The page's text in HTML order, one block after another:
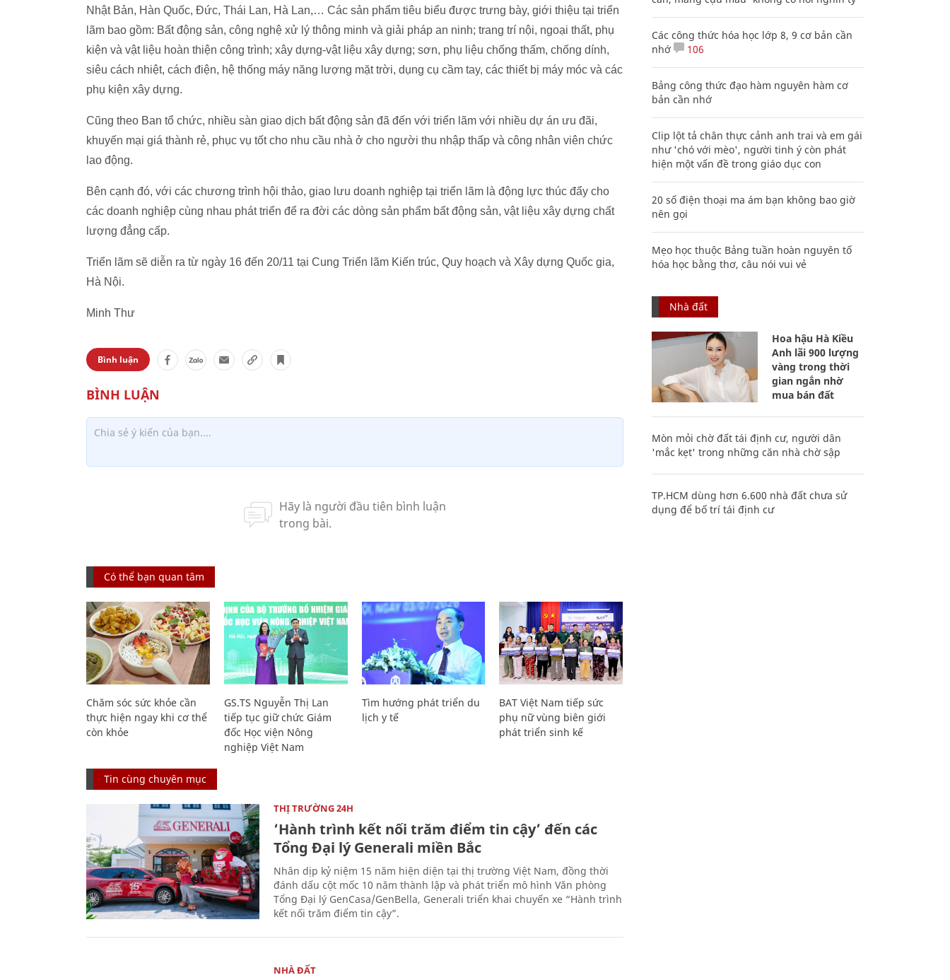
Nhật Bản, Hàn Quốc, Đức, Thái Lan, Hà Lan,… Các sản phẩm tiêu biểu được trưng bày, giới thiệu tại triển
lãm bao gồm: Bất động sản, công nghệ xử lý thông minh và giải pháp an ninh; trang trí nội, ngoại thất, phụ
kiện và vật liệu hoàn thiện công trình; xây dựng-vật liệu xây dựng; sơn, phụ liệu chống thấm, chống dính,
siêu cách nhiệt, cách điện, hệ thống máy năng lượng mặt trời, dụng cụ cầm tay, các thiết bị máy móc và các
phụ kiện xây dựng.
Cũng theo Ban tổ chức, nhiều sàn giao dịch bất động sản đã đến với triển lãm với nhiều dự án ưu đãi,
khuyến mại giá thành rẻ, phục vụ tốt cho nhu cầu nhà ở cho người thu nhập thấp và công nhân viên chức
lao động.
Bên cạnh đó, với các chương trình hội thảo, giao lưu doanh nghiệp tại triển lãm là động lực thúc đẩy cho
các doanh nghiệp cùng nhau phát triển để ra đời các dòng sản phẩm bất động sản, vật liệu xây dựng chất
lượng đẳng cấp.
Triển lãm sẽ diễn ra từ ngày 16 đến 20/11 tại Cung Triển lãm Kiến trúc, Quy hoạch và Xây dựng Quốc gia,
Hà Nội.
Minh Thư
Bình luận
Có thể bạn quan tâm
Chăm sóc sức khỏe cần
thực hiện ngay khi cơ thể
còn khỏe
GS.TS Nguyễn Thị Lan
tiếp tục giữ chức Giám
đốc Học viện Nông
nghiệp Việt Nam
Tìm hướng phát triển du
lịch y tế
BAT Việt Nam tiếp sức
phụ nữ vùng biên giới
phát triển sinh kế
Tin cùng chuyên mục
THỊ TRƯỜNG 24H
‘Hành trình kết nối trăm điểm tin cậy’ đến các
Tổng Đại lý Generali miền Bắc
Nhân dịp kỷ niệm 15 năm hiện diện tại thị trường Việt Nam, đồng thời
đánh dấu cột mốc 10 năm thành lập và phát triển mô hình Văn phòng
Tổng Đại lý GenCasa/GenBella, Generali triển khai chuyến xe “Hành trình
kết nối trăm điểm tin cậy”.
NHÀ ĐẤT
Các công thức hóa học lớp 8, 9 cơ bản cần
nhớ
106
Bảng công thức đạo hàm nguyên hàm cơ
bản cần nhớ
Clip lột tả chân thực cảnh anh trai và em gái
như 'chó với mèo', người tinh ý còn phát
hiện một vấn đề trong giáo dục con
20 số điện thoại ma ám bạn không bao giờ
nên gọi
Mẹo học thuộc Bảng tuần hoàn nguyên tố
hóa học bằng thơ, câu nói vui vẻ
Nhà đất
Hoa hậu Hà Kiều
Anh lãi 900 lượng
vàng trong thời
gian ngắn nhờ
mua bán đất
Mòn mỏi chờ đất tái định cư, người dân
'mắc kẹt' trong những căn nhà chờ sập
TP.HCM dùng hơn 6.600 nhà đất chưa sử
dụng để bố trí tái định cư